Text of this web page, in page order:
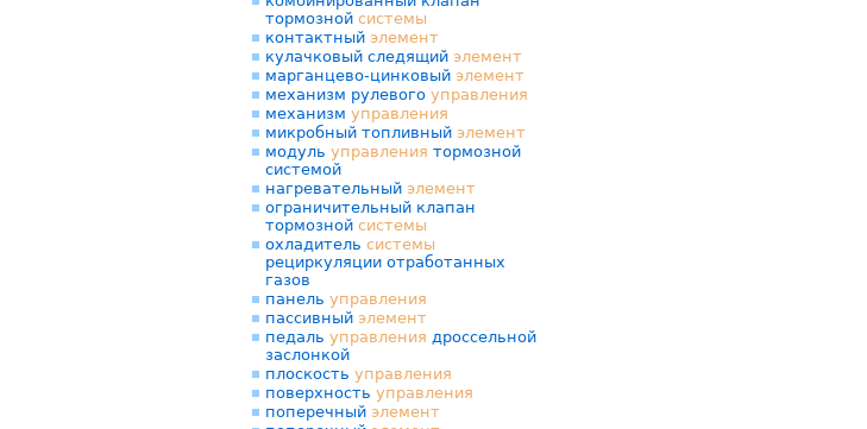
тормозной системы
контактный элемент
кулачковый следящий элемент
марганцево-цинковый элемент
механизм рулевого управления
механизм управления
микробный топливный элемент
модуль управления тормозной
системой
нагревательный элемент
ограничительный клапан
тормозной системы
охладитель системы
рециркуляции отработанных
газов
панель управления
пассивный элемент
педаль управления дроссельной
заслонкой
плоскость управления
поверхность управления
поперечный элемент